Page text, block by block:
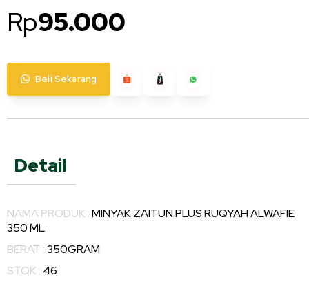
Rp95.000
Beli Sekarang
Detail
NAMA PRODUK :MINYAK ZAITUN PLUS RUQYAH ALWAFIE
350 ML
BERAT : 350GRAM
STOK : 46